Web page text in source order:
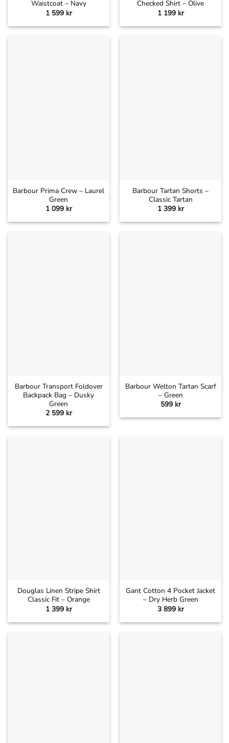
Waistcoat – Navy
1 599 kr
Checked Shirt – Olive
1 199 kr
Barbour Prima Crew – Laurel
Green
1 099 kr
Barbour Tartan Shorts –
Classic Tartan
1 399 kr
Barbour Transport Foldover
Backpack Bag – Dusky
Green
2 599 kr
Barbour Welton Tartan Scarf
– Green
599 kr
Douglas Linen Stripe Shirt
Classic Fit – Orange
1 399 kr
Gant Cotton 4 Pocket Jacket
– Dry Herb Green
3 899 kr